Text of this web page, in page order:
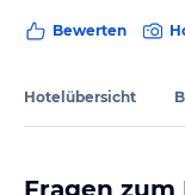
Bewerten
Hotelübersicht
Fragen zum